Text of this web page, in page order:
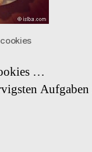
…
Aufgaben